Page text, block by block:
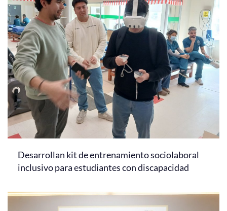
Desarrollan kit de entrenamiento sociolaboral
inclusivo para estudiantes con discapacidad